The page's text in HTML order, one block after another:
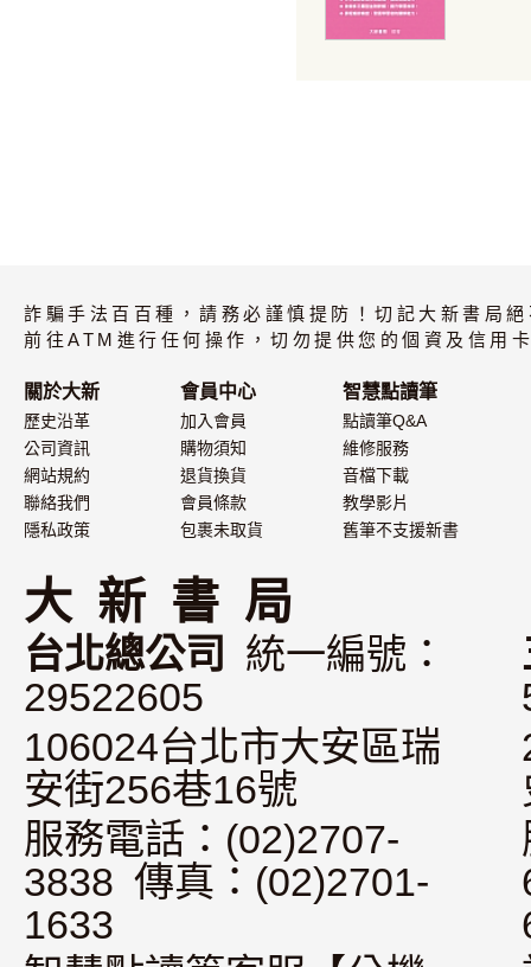
詐騙手法百百種，請務必謹慎提防！切記大新書局
前往ATM進行任何操作，切勿提供您的個資及信用
關於大新
歷史沿革
公司資訊
網站規約
聯絡我們
隱私政策
會員中心
加入會員
購物須知
退貨換貨
會員條款
包裹未取貨
智慧點讀筆
點讀筆Q&A
維修服務
音檔下載
教學影片
舊筆不支援新書
大 新 書 局
台北總公司
統一編號：
29522605
106024台北市大安區瑞
安街256巷16號
服務電話：(02)2707-
3838 傳真：(02)2701-
1633